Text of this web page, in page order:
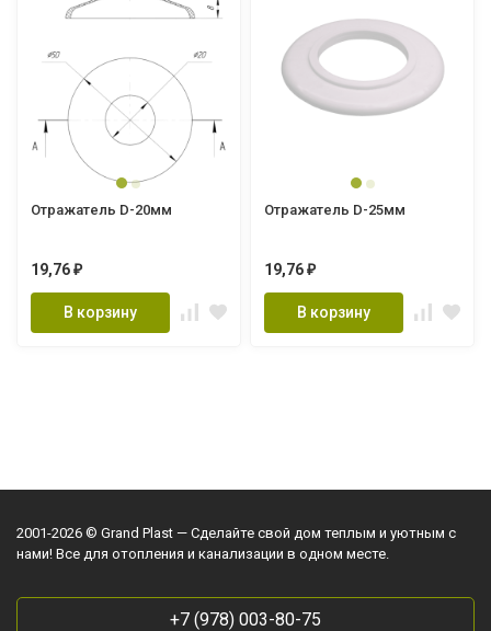
Отражатель D-20мм
19,76 ₽
В корзину
Отражатель D-25мм
19,76 ₽
В корзину
2001-2026 © Grand Plast — Сделайте свой дом теплым и уютным с
нами! Все для отопления и канализации в одном месте.
+7 (978) 003-80-75